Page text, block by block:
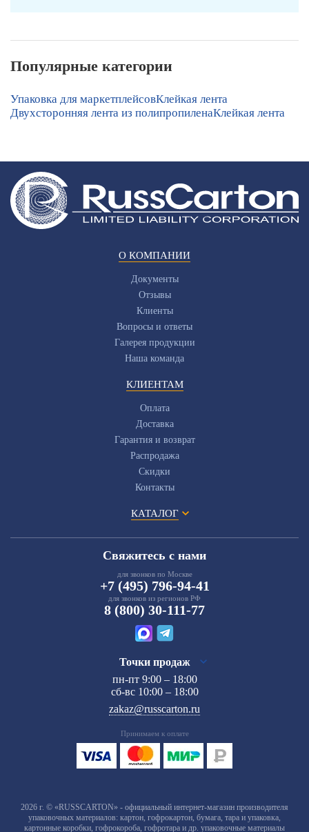
Популярные категории
Упаковка для маркетплейсовКлейкая лента
Двухсторонняя лента из полипропиленаКлейкая лента
О КОМПАНИИ
Документы
Отзывы
Клиенты
Вопросы и ответы
Галерея продукции
Наша команда
КЛИЕНТАМ
Оплата
Доставка
Гарантия и возврат
Распродажа
Скидки
Контакты
КАТАЛОГ
Свяжитесь с нами
для звонков по Москве
+7 (495) 796-94-41
для звонков из регионов РФ
8 (800) 30-111-77
Точки продаж
пн-пт 9:00 – 18:00
сб-вс 10:00 – 18:00
zakaz@russcarton.ru
Принимаем к оплате
2026 г. © «RUSSCARTON» - официальный интернет-магазин производителя
упаковочных материалов: картон, гофрокартон, бумага, тара и упаковка,
картонные коробки, гофрокороба, гофротара и др. упаковочные материалы